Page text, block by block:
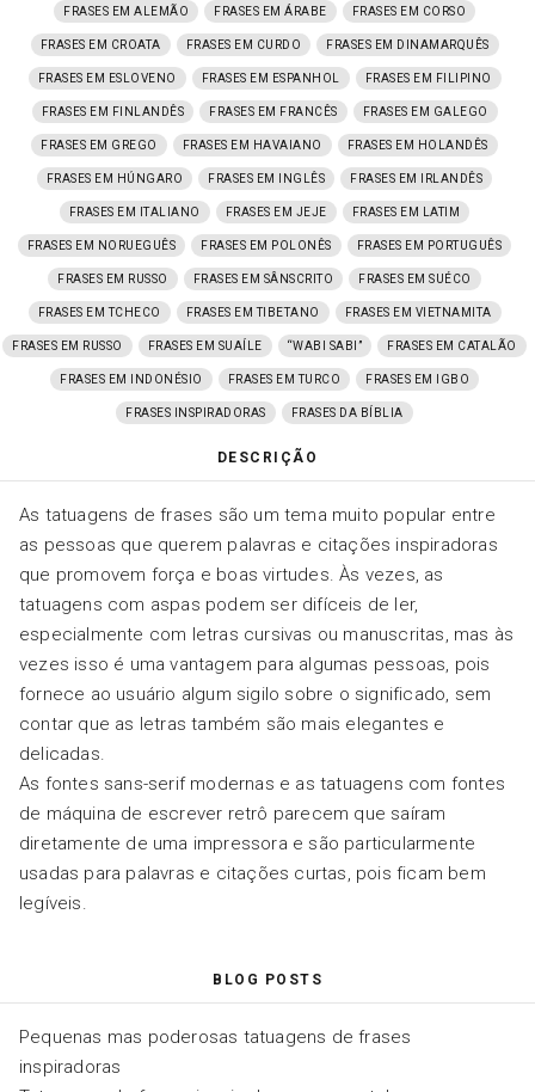
FRASES EM ALEMÃO FRASES EM ÁRABE FRASES EM CORSO
FRASES EM CROATA FRASES EM CURDO FRASES EM DINAMARQUÊS
FRASES EM ESLOVENO FRASES EM ESPANHOL FRASES EM FILIPINO
FRASES EM FINLANDÊS FRASES EM FRANCÊS FRASES EM GALEGO
FRASES EM GREGO FRASES EM HAVAIANO FRASES EM HOLANDÊS
FRASES EM HÚNGARO FRASES EM INGLÊS FRASES EM IRLANDÊS
FRASES EM ITALIANO FRASES EM JEJE FRASES EM LATIM
FRASES EM NORUEGUÊS FRASES EM POLONÊS FRASES EM PORTUGUÊS
FRASES EM RUSSO FRASES EM SÂNSCRITO FRASES EM SUÉCO
FRASES EM TCHECO FRASES EM TIBETANO FRASES EM VIETNAMITA
FRASES EM RUSSO FRASES EM SUAÍLE “WABI SABI” FRASES EM CATALÃO
FRASES EM INDONÉSIO FRASES EM TURCO FRASES EM IGBO
FRASES INSPIRADORAS FRASES DA BÍBLIA
DESCRIÇÃO
As tatuagens de frases são um tema muito popular entre
as pessoas que querem palavras e citações inspiradoras
que promovem força e boas virtudes. Às vezes, as
tatuagens com aspas podem ser difíceis de ler,
especialmente com letras cursivas ou manuscritas, mas às
vezes isso é uma vantagem para algumas pessoas, pois
fornece ao usuário algum sigilo sobre o significado, sem
contar que as letras também são mais elegantes e
delicadas.
As fontes sans-serif modernas e as tatuagens com fontes
de máquina de escrever retrô parecem que saíram
diretamente de uma impressora e são particularmente
usadas para palavras e citações curtas, pois ficam bem
legíveis.
BLOG POSTS
Pequenas mas poderosas tatuagens de frases
inspiradoras